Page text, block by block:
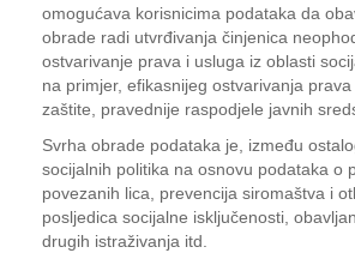
omogućava korisnicima podataka da
obrade radi utvrđivanja činjenica
ostvarivanje prava i usluga iz oblasti
na primjer, efikasnijeg ostvarivanja
zaštite, pravednije raspodjele javnih
Svrha obrade podataka je, između
socijalnih politika na osnovu podataka o
povezanih lica, prevencija siromaštva i
posljedica socijalne isključenosti,
drugih istraživanja itd.